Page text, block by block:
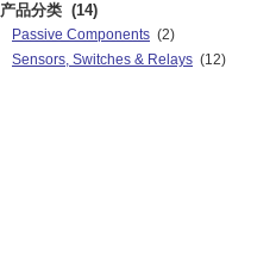
产品分类 (14)
Passive Components (2)
Sensors, Switches & Relays (12)